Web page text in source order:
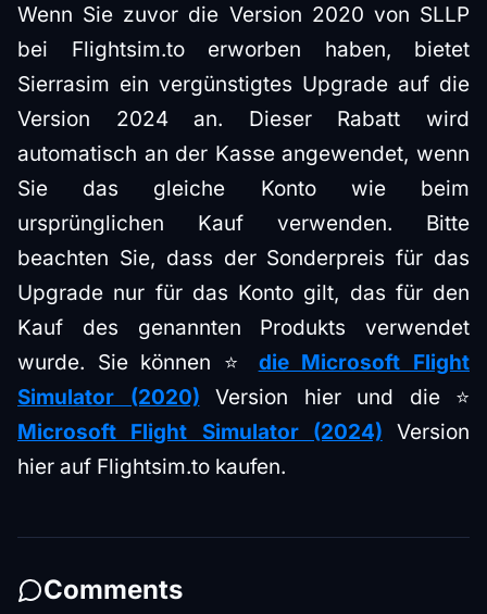
Wenn Sie zuvor die Version 2020 von SLLP
bei Flightsim.to erworben haben, bietet
Sierrasim ein vergünstigtes Upgrade auf die
Version 2024 an. Dieser Rabatt wird
automatisch an der Kasse angewendet, wenn
Sie das gleiche Konto wie beim
ursprünglichen Kauf verwenden. Bitte
beachten Sie, dass der Sonderpreis für das
Upgrade nur für das Konto gilt, das für den
Kauf des genannten Produkts verwendet
wurde. Sie können ⭐ die Microsoft Flight
Simulator (2020) Version hier und die ⭐
Microsoft Flight Simulator (2024) Version
hier auf Flightsim.to kaufen.
Comments